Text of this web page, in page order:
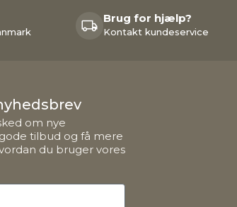
Brug for hjælp?
Kontakt kundeservice
om nye
tilbud og få mere
du bruger vores